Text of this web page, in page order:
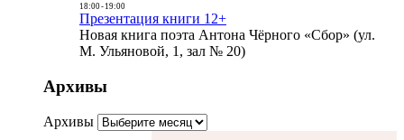
18:00- 19:00
Презентация книги 12+
Новая книга поэта Антона Чёрного «Сбор» (ул.
М. Ульяновой, 1, зал № 20)
Архивы
Архивы